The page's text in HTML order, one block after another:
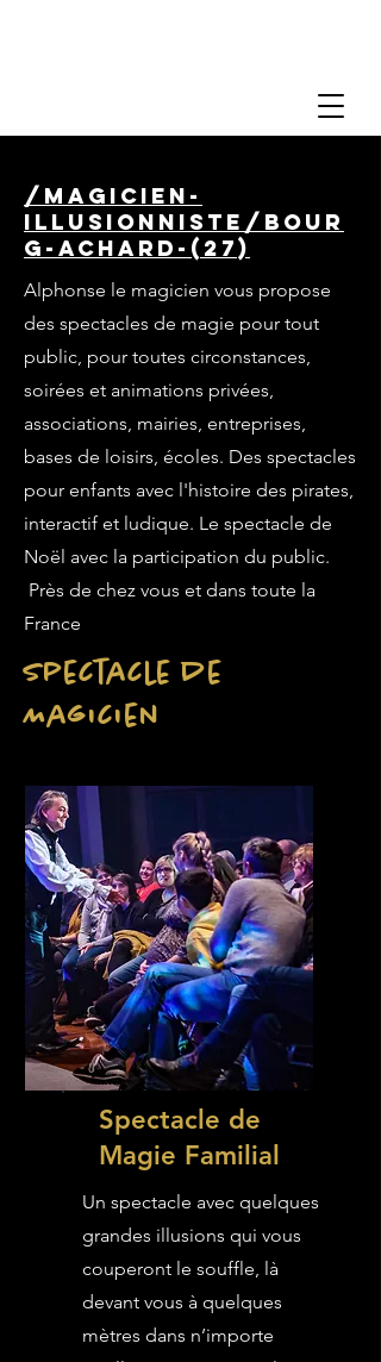
/magicien-
illusionniste/bour
g-achard-(27)
Alphonse le magicien vous propose
des spectacles de magie pour tout
public, pour toutes circonstances,
soirées et animations privées,
associations, mairies, entreprises,
bases de loisirs, écoles. Des spectacles
pour enfants avec l'histoire des pirates,
interactif et ludique. Le spectacle de
Noël avec la participation du public.
Près de chez vous et dans toute la
France
Spectacle de
Magicien
Spectacle de
Magie Familial
Un spectacle avec quelques
grandes illusions qui vous
couperont le souffle, là
devant vous à quelques
mètres dans n’importe